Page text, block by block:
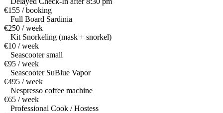
€155 / booking
Full Board Sardinia
€250 / week
Kit Snorkeling (mask + snorkel)
€10 / week
Seascooter small
€95 / week
Seascooter SuBlue Vapor
€495 / week
Nespresso coffee machine
€65 / week
Professional Cook / Hostess